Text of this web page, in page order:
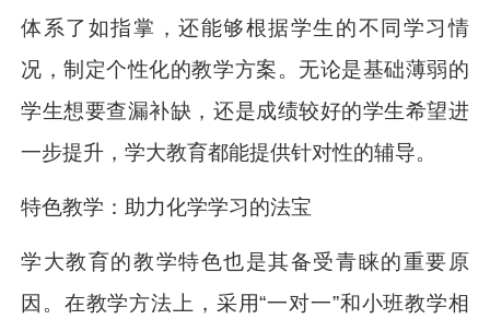
体系了如指掌，还能够根据学生的不同学习情
况，制定个性化的教学方案。无论是基础薄弱的
学生想要查漏补缺，还是成绩较好的学生希望进
一步提升，学大教育都能提供针对性的辅导。
特色教学：助力化学学习的法宝
学大教育的教学特色也是其备受青睐的重要原
因。在教学方法上，采用“一对一”和小班教学相